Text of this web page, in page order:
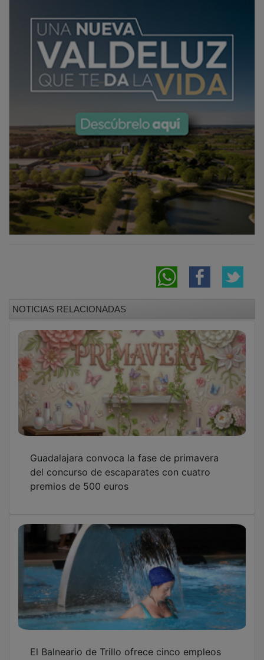
del concurso de escaparates con cuatro
premios de 500 euros
para su reapertura en mayo de 2026